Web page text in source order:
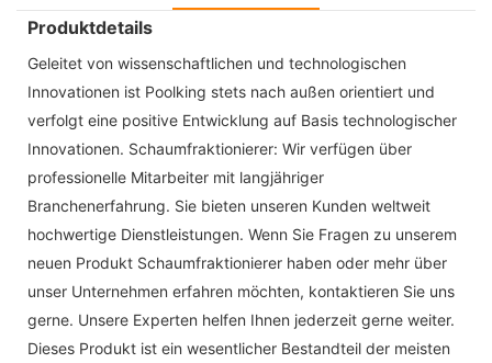
Produktdetails
Geleitet von wissenschaftlichen und technologischen
Innovationen ist Poolking stets nach außen orientiert und
verfolgt eine positive Entwicklung auf Basis technologischer
Innovationen. Schaumfraktionierer: Wir verfügen über
professionelle Mitarbeiter mit langjähriger
Branchenerfahrung. Sie bieten unseren Kunden weltweit
hochwertige Dienstleistungen. Wenn Sie Fragen zu unserem
neuen Produkt Schaumfraktionierer haben oder mehr über
unser Unternehmen erfahren möchten, kontaktieren Sie uns
gerne. Unsere Experten helfen Ihnen jederzeit gerne weiter.
Dieses Produkt ist ein wesentlicher Bestandteil der meisten